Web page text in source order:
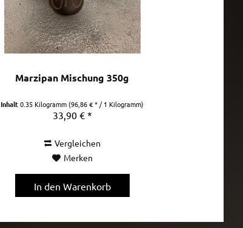
Marzipan Mischung 350g
Inhalt0.35 Kilogramm(96,86 € * / 1 Kilogramm)
33,90 € *
Vergleichen
Merken
In den Warenkorb